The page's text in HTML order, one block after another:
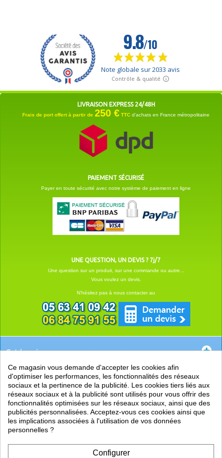
LIVRAISON EXPRESS 24/48H
Frais de port offert à partir de 250 € TTC d'achats en France métropolitaine
PAIEMENT SÉCURISÉ
Payer en toute sécurité avec notre système de paiement en ligne
UNE QUESTION, UN DEVIS ? 7j/7
Une question sur un produit, sur une commande ou autre...
Vous voulez un devis.
N'hésitez pas à nous contacter au
Catégories
EN SAVOIR +
PRATIQUE
LIENS
Ce magasin vous demande d'accepter les cookies afin
d'optimiser les performances, les fonctionnalités des réseaux
sociaux et la pertinence de la publicité. Les cookies tiers liés aux
réseaux sociaux et à la publicité sont utilisés pour vous offrir des
fonctionnalités optimisées sur les réseaux sociaux, ainsi que des
publicités personnalisées. Acceptez-vous ces cookies ainsi que
les implications associées à l'utilisation de vos données
personnelles ?
Configurer